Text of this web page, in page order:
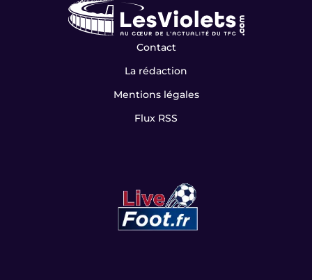
Contact
La rédaction
Mentions légales
Flux RSS